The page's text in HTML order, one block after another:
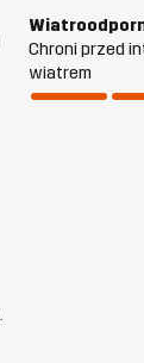
Chroni przed
wiatrem